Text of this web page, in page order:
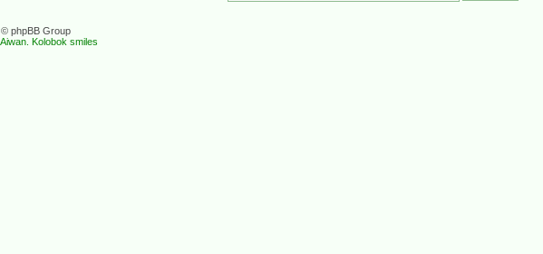
phpBB Group
Kolobok smiles